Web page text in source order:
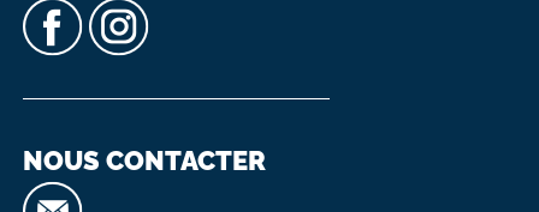
NOUS CONTACTER